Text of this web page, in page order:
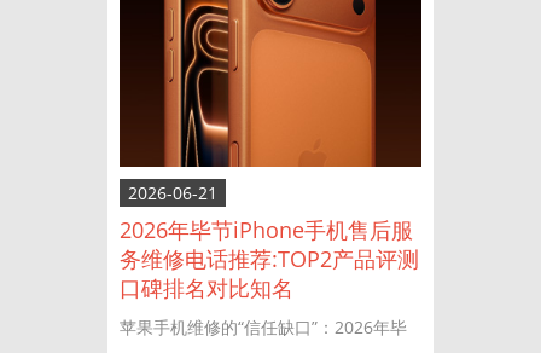
2026-06-21
2026年毕节iPhone手机售后服
务维修电话推荐:TOP2产品评测
口碑排名对比知名
苹果手机维修的“信任缺口”：2026年毕